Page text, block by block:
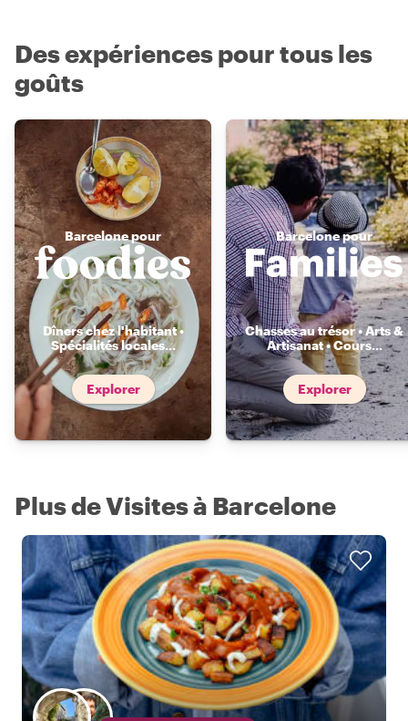
Des expériences pour tous les
goûts
Barcelone pour
Dîners chez l'habitant •
Spécialités locales...
Explorer
Barcelone pour
Chasses au trésor • Arts &
Artisanat • Cours...
Explorer
Plus de Visites à Barcelone